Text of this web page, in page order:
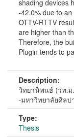
shading devices
-42.0% due to
OTTV-RTTV
are higher than
Therefore, the
Plugin tends to
Description:
วิทยานิพนธ์ (วท.ม
-มหาวิทยาลัยศิลป
Type:
Thesis